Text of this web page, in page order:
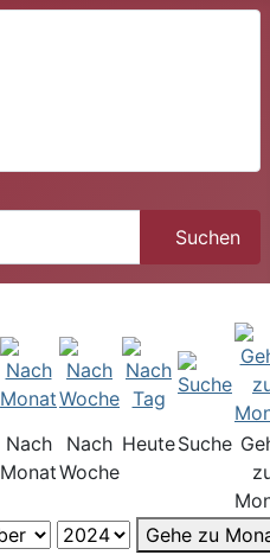
Suchen
Nach
Monat
Nach
Woche
HeuteSuche
Gehe zu